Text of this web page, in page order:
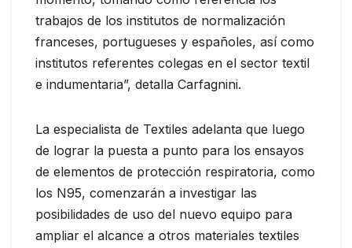
trabajos de los institutos de normalización
franceses, portugueses y españoles, así como
institutos referentes colegas en el sector textil
e indumentaria”, detalla Carfagnini.
La especialista de Textiles adelanta que luego
de lograr la puesta a punto para los ensayos
de elementos de protección respiratoria, como
los N95, comenzarán a investigar las
posibilidades de uso del nuevo equipo para
ampliar el alcance a otros materiales textiles